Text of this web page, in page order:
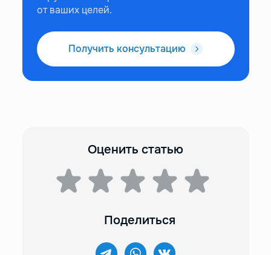
от ваших целей.
Получить консультацию
Оценить статью
Поделиться